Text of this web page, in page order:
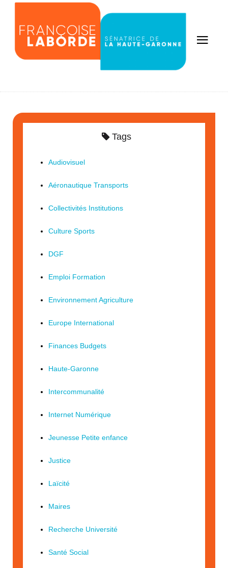
Tags
Audiovisuel
Aéronautique Transports
Collectivités Institutions
Culture Sports
DGF
Emploi Formation
Environnement Agriculture
Europe International
Finances Budgets
Haute-Garonne
Intercommunalité
Internet Numérique
Jeunesse Petite enfance
Justice
Laïcité
Maires
Recherche Université
Santé Social